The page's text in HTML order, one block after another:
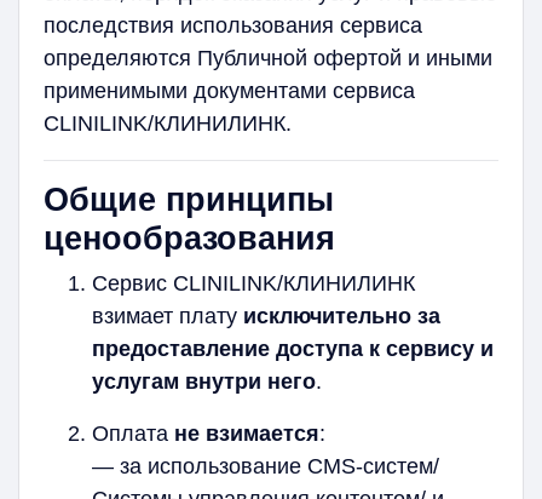
последствия использования сервиса
определяются Публичной офертой и иными
применимыми документами сервиса
CLINILINK/КЛИНИЛИНК.
Общие принципы
ценообразования
Сервис CLINILINK/КЛИНИЛИНК
взимает плату исключительно за
предоставление доступа к сервису и
услугам внутри него.
Оплата не взимается:
— за использование CMS-систем/